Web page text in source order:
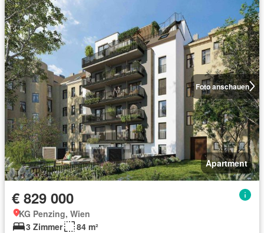
Foto anschauen
Apartment
€ 829 000
KG Penzing, Wien
3 Zimmer
84 m²